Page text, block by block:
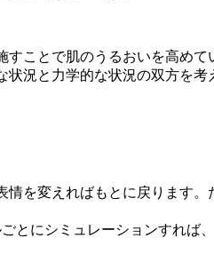
ことで肌のうるおいを高めて
況と力学的な状況の双方を考
を変えればもとに戻ります。
とにシミュレーションすれば、